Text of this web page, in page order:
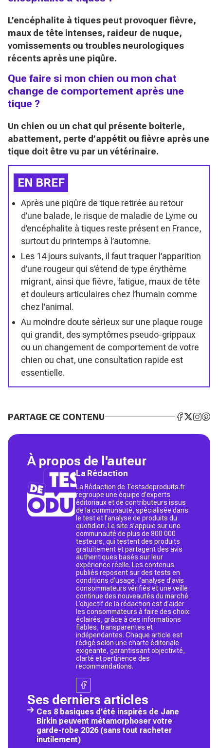
L’encéphalite à tiques peut provoquer fièvre,
maux de tête intenses, raideur de nuque,
vomissements ou troubles neurologiques
récents après une piqûre.
Que faire si mon chien ou mon chat
change de comportement après une
tique ?
Un chien ou un chat qui présente boiterie,
abattement, perte d’appétit ou fièvre après une
tique doit être vu par un vétérinaire.
EN BREF
Après une piqûre de tique retirée au retour
d’une balade, le risque de maladie de Lyme ou
d’encéphalite à tiques reste présent en France,
surtout du printemps à l’automne.
Les 14 jours suivants, il faut traquer l’apparition
d’une rougeur qui s’étend de type érythème
migrant, ainsi que fièvre, fatigue, maux de tête
et douleurs articulaires chez l’humain comme
chez l’animal.
Au moindre doute sérieux sur une plaque rouge
qui grandit, des symptômes pseudo-grippaux
ou un changement de comportement de votre
chien ou chat, une consultation rapide est
essentielle.
PARTAGE CE CONTENU
À propos de l'auteur
La Rédaction
La Rédaction de Testsdeproduits.fr
regroupe une équipe d’experts
éditoriaux et de contributeurs issus
de la communauté, spécialisée dans
le test et l’analyse de produits du
quotidien. Le site s’appuie sur une
communauté de plus de 800 000
testeurs, qui testent des produits
gratuitement et partagent des avis
authentiques basés sur leur
expérience réelle. Les contenus
publiés reposent sur des tests en
conditions d’usage, l’analyse d’avis
consommateurs vérifiés et une veille
continue des nouveautés du marché.
L’objectif de la rédaction est d’aider
les consommateurs à faire des choix
éclairés, grâce à des informations
fiables, transparentes et
indépendantes. Chaque article est
rédigé selon une charte éditoriale
exigeante, garantissant objectivité,
clarté et pertinence des
recommandations.
Ses derniers articles
Ces 8 basiques d’été inspirés de Jane
Birkin peuvent métamorphoser votre
garde-robe 2026 (sans tout racheter
inutilement)